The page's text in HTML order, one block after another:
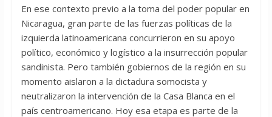
En ese contexto previo a la toma del poder popular en
Nicaragua, gran parte de las fuerzas políticas de la
izquierda latinoamericana concurrieron en su apoyo
político, económico y logístico a la insurrección popular
sandinista. Pero también gobiernos de la región en su
momento aislaron a la dictadura somocista y
neutralizaron la intervención de la Casa Blanca en el
país centroamericano. Hoy esa etapa es parte de la